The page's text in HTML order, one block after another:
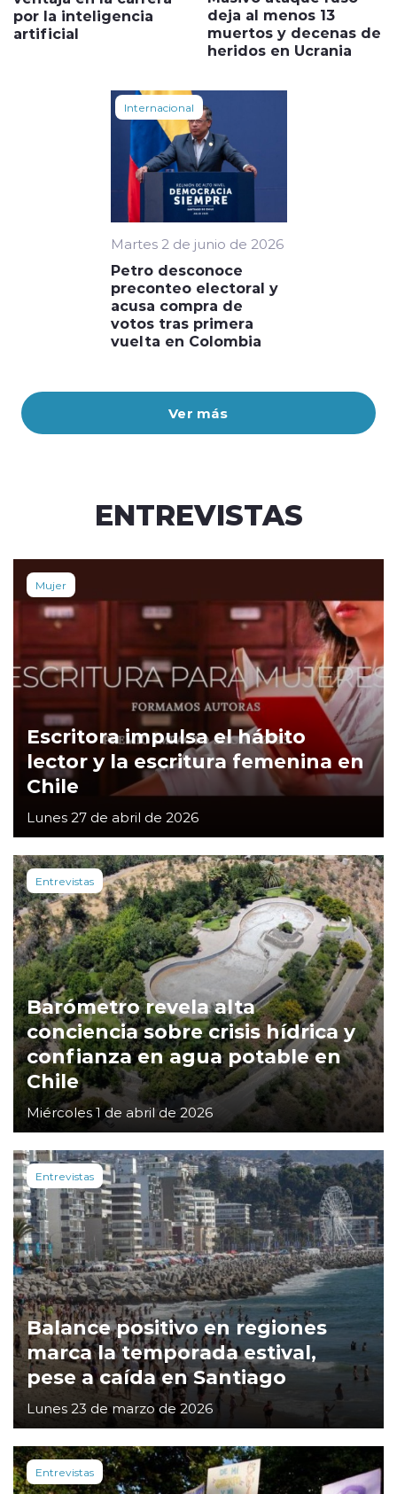
Ver más
por la inteligencia
artificial
deja al menos 13
muertos y decenas de
heridos en Ucrania
Internacional
Martes 2 de junio de 2026
Petro desconoce
preconteo electoral y
acusa compra de
votos tras primera
vuelta en Colombia
ENTREVISTAS
Mujer
Escritora impulsa el hábito
lector y la escritura femenina en
Chile
Lunes 27 de abril de 2026
Entrevistas
Barómetro revela alta
conciencia sobre crisis hídrica y
confianza en agua potable en
Chile
Miércoles 1 de abril de 2026
Entrevistas
Balance positivo en regiones
marca la temporada estival,
pese a caída en Santiago
Lunes 23 de marzo de 2026
Entrevistas